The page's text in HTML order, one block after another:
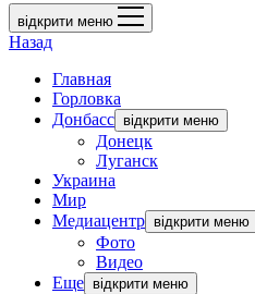
відкрити меню
Назад
Главная
Горловка
Донбасс відкрити меню
Донецк
Луганск
Украина
Мир
Медиацентр відкрити меню
Фото
Видео
Еще відкрити меню